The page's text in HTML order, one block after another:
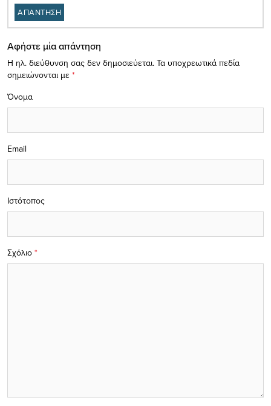
ΑΠΑΝΤΗΣΗ
Αφήστε μία απάντηση
Η ηλ. διεύθυνση σας δεν δημοσιεύεται. Τα υποχρεωτικά πεδία
σημειώνονται με *
Σχόλιο *
Όνομα
Email
Ιστότοπος